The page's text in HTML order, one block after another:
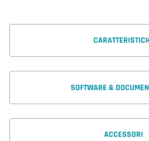
SOFTWARE &
ACCESSORI